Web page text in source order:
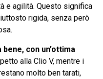
e agilità. Questo significa
rigida, senza però
con un’ottima
alla Clio V, mentre i
molto ben tarati,